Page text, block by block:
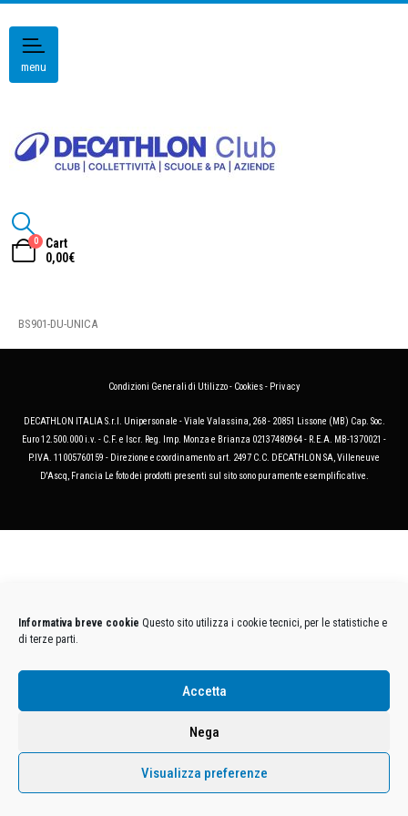
Informativa breve cookie Questo sito utilizza i cookie tecnici, per le statistiche e
di terze parti.
Accetta
Nega
Visualizza preferenze
menu
0
Cart
0,00€
BS901-DU-UNICA
Condizioni Generali di Utilizzo- Cookies- Privacy
DECATHLON ITALIA S.r.l. Unipersonale - Viale Valassina, 268 - 20851 Lissone (MB) Cap. Soc.
Euro 12.500.000 i.v. - C.F. e Iscr. Reg. Imp. Monza e Brianza 02137480964 - R.E.A. MB-1370021 -
P.IVA. 11005760159 - Direzione e coordinamento art. 2497 C.C. DECATHLON SA, Villeneuve
D'Ascq, Francia Le foto dei prodotti presenti sul sito sono puramente esemplificative.